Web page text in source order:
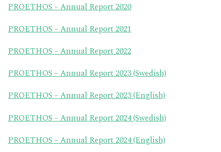
PROETHOS – Annual Report 2020
PROETHOS – Annual Report 2021
PROETHOS – Annual Report 2022
PROETHOS – Annual Report 2023 (Swedish)
PROETHOS – Annual Report 2023 (English)
PROETHOS – Annual Report 2024 (Swedish)
PROETHOS – Annual Report 2024 (English)